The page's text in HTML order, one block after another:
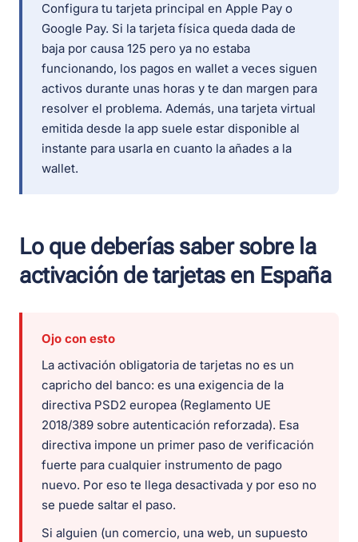
Configura tu tarjeta principal en Apple Pay o
Google Pay. Si la tarjeta física queda dada de
baja por causa 125 pero ya no estaba
funcionando, los pagos en wallet a veces siguen
activos durante unas horas y te dan margen para
resolver el problema. Además, una tarjeta virtual
emitida desde la app suele estar disponible al
instante para usarla en cuanto la añades a la
wallet.
Lo que deberías saber sobre la
activación de tarjetas en España
Ojo con esto
La activación obligatoria de tarjetas no es un
capricho del banco: es una exigencia de la
directiva PSD2 europea (Reglamento UE
2018/389 sobre autenticación reforzada). Esa
directiva impone un primer paso de verificación
fuerte para cualquier instrumento de pago
nuevo. Por eso te llega desactivada y por eso no
se puede saltar el paso.
Si alguien (un comercio, una web, un supuesto